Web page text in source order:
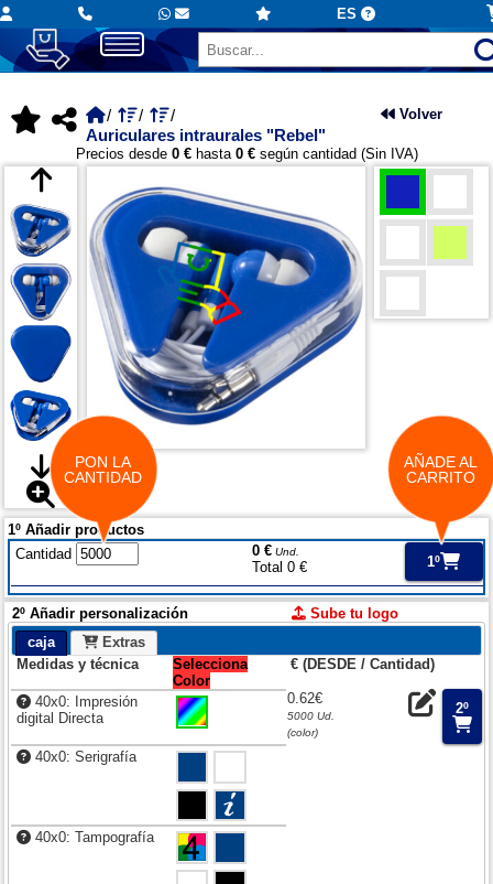
ES
Auriculares intraurales "Rebel"
Volver
Precios desde 0 €hasta 0 €según cantidad (Sin IVA)
1º Añadir productos
Cantidad
0 €Und.
Total 0 € 1º
2º Añadir personalización
Sube tu logo
caja
Extras
Medidas y técnica
Selecciona
Color
€ (DESDE / Cantidad)
40x0: Impresión
digital Directa
0.62€
5000 Ud.
(color)
2º
40x0: Serigrafía
40x0: Tampografía
PON LA
CANTIDAD
AÑADE AL
CARRITO